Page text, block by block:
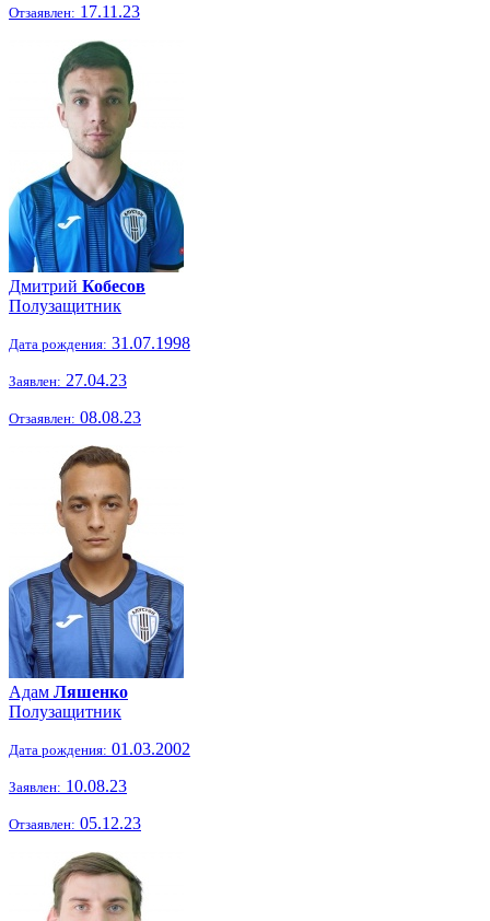
Отзаявлен: 17.11.23
Дмитрий Кобесов
Полузащитник
Дата рождения: 31.07.1998
Заявлен: 27.04.23
Отзаявлен: 08.08.23
Адам Ляшенко
Полузащитник
Дата рождения: 01.03.2002
Заявлен: 10.08.23
Отзаявлен: 05.12.23